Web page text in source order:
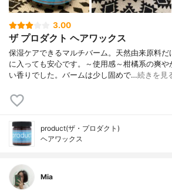
3.00
ザ プロダクト ヘアワックス
保湿ケアできるマルチバーム。天然由来原料だ
に入っても安心です。～使用感～柑橘系の爽や
い香りでした。バームは少し固めで…続きを見
product(ザ・プロダクト)
ヘアワックス
Mia